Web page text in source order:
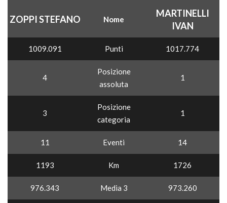
ZOPPI STEFANO Nome
MARTINELLI
IVAN
1009.091 Punti 1017.774
4
Posizione
assoluta
1
3
Posizione
categoria
1
11 Eventi 14
1193 Km 1726
976.343 Media 3 973.260